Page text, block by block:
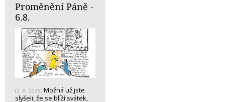
Proměnění Páně -
6.8.
(2. 8. 2026) Možná už jste
slyšeli, že se blíží svátek,